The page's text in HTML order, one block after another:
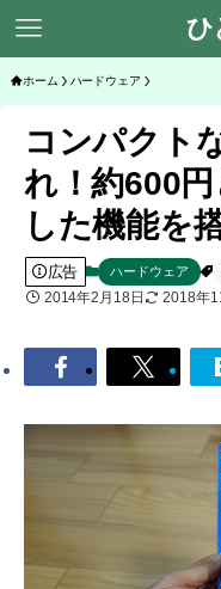
ひ
ホーム ハードウェア
コンパクト
れ！約600
した機能を
広告 ハードウェア
2014年2月18日 2018年